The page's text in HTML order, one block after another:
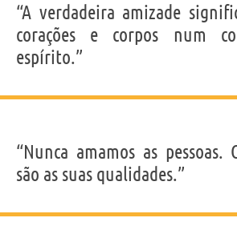
“A verdadeira amizade
corações e corpos num
espírito.”
“Nunca amamos as pessoas.
são as suas qualidades.”